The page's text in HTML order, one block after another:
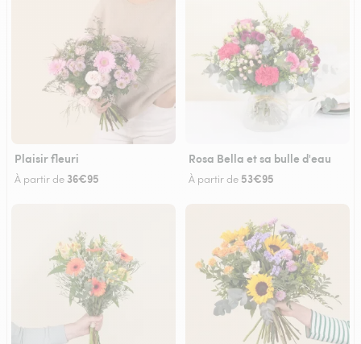
Plaisir fleuri
À partir de 36€95
Rosa Bella et sa bulle d'eau
À partir de 53€95